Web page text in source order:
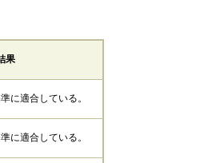
果
に適合している。
に適合している。